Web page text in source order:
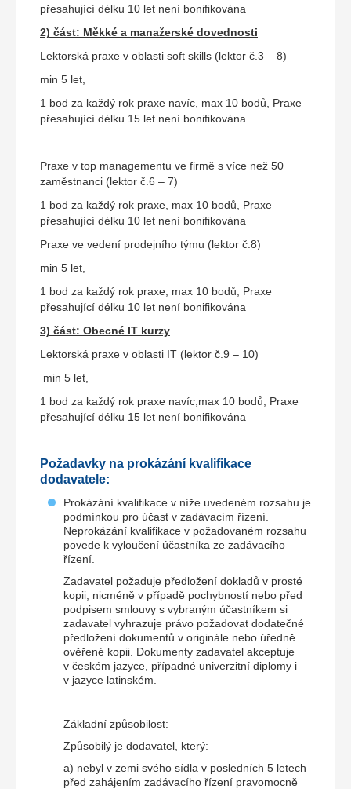
přesahující délku 10 let není bonifikována
2) část: Měkké a manažerské dovednosti
Lektorská praxe v oblasti soft skills (lektor č.3 – 8)
min 5 let,
1 bod za každý rok praxe navíc, max 10 bodů, Praxe
přesahující délku 15 let není bonifikována
Praxe v top managementu ve firmě s více než 50
zaměstnanci (lektor č.6 – 7)
1 bod za každý rok praxe, max 10 bodů, Praxe
přesahující délku 10 let není bonifikována
Praxe ve vedení prodejního týmu (lektor č.8)
min 5 let,
1 bod za každý rok praxe, max 10 bodů, Praxe
přesahující délku 10 let není bonifikována
3) část: Obecné IT kurzy
Lektorská praxe v oblasti IT (lektor č.9 – 10)
min 5 let,
1 bod za každý rok praxe navíc,max 10 bodů, Praxe
přesahující délku 15 let není bonifikována
Požadavky na prokázání kvalifikace
dodavatele:
Prokázání kvalifikace v níže uvedeném rozsahu je
podmínkou pro účast v zadávacím řízení.
Neprokázání kvalifikace v požadovaném rozsahu
povede k vyloučení účastníka ze zadávacího
řízení.
Zadavatel požaduje předložení dokladů v prosté
kopii, nicméně v případě pochybností nebo před
podpisem smlouvy s vybraným účastníkem si
zadavatel vyhrazuje právo požadovat dodatečné
předložení dokumentů v originále nebo úředně
ověřené kopii. Dokumenty zadavatel akceptuje
v českém jazyce, případné univerzitní diplomy i
v jazyce latinském.
Základní způsobilost:
Způsobilý je dodavatel, který:
a) nebyl v zemi svého sídla v posledních 5 letech
před zahájením zadávacího řízení pravomocně